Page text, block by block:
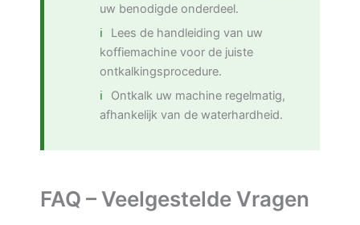
uw benodigde onderdeel.
Lees de handleiding van uw
koffiemachine voor de juiste
ontkalkingsprocedure.
Ontkalk uw machine regelmatig,
afhankelijk van de waterhardheid.
FAQ – Veelgestelde Vragen